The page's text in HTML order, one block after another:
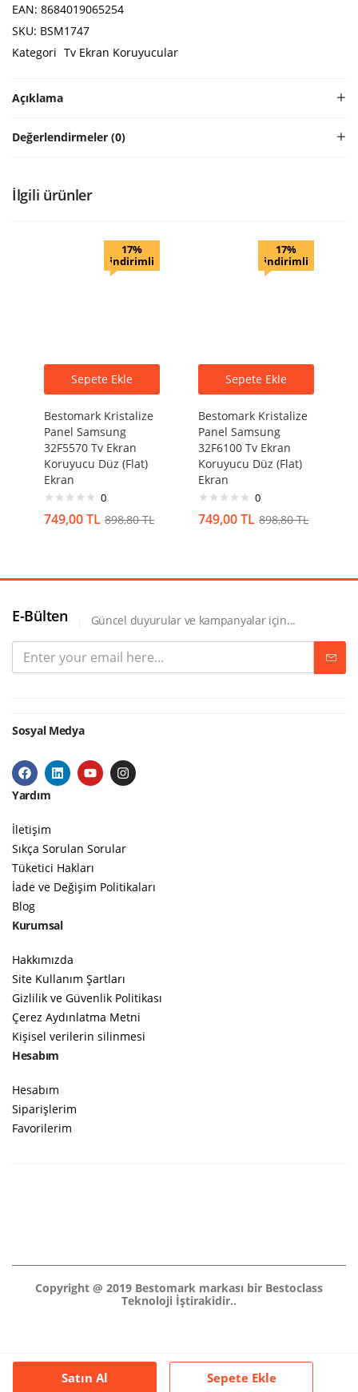
Satın Al Sepete Ekle
EAN: 8684019065254
SKU: BSM1747
Kategori Tv Ekran Koruyucular
Açıklama
Değerlendirmeler (0)
İlgili ürünler
17%
indirimli
Sepete Ekle
Bestomark Kristalize
Panel Samsung
32F5570 Tv Ekran
Koruyucu Düz (Flat)
Ekran
0
749,00TL 898,80TL
17%
indirimli
Sepete Ekle
Bestomark Kristalize
Panel Samsung
32F6100 Tv Ekran
Koruyucu Düz (Flat)
Ekran
0
749,00TL 898,80TL
E-Bülten Güncel duyurular ve kampanyalar için...
Sosyal Medya
Yardım
İletişim
Sıkça Sorulan Sorular
Tüketici Hakları
İade ve Değişim Politikaları
Blog
Kurumsal
Hakkımızda
Site Kullanım Şartları
Gizlilik ve Güvenlik Politikası
Çerez Aydınlatma Metni
Kişisel verilerin silinmesi
Hesabım
Hesabım
Siparişlerim
Favorilerim
Copyright @ 2019 Bestomark markası bir Bestoclass
Teknoloji İştirakidir..